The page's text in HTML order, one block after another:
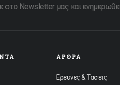
στο Newsletter μας και
ΆΡΘΡΑ
Ερευνες & Τασεις